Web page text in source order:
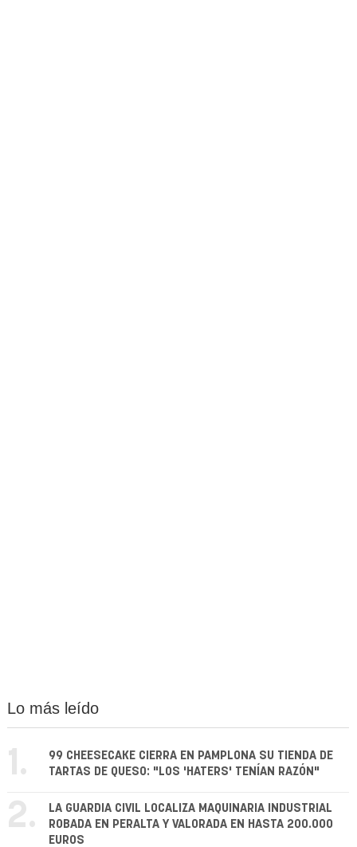
Lo más leído
1.
99 CHEESECAKE CIERRA EN PAMPLONA SU TIENDA DE
TARTAS DE QUESO: "LOS 'HATERS' TENÍAN RAZÓN"
2.
LA GUARDIA CIVIL LOCALIZA MAQUINARIA INDUSTRIAL
ROBADA EN PERALTA Y VALORADA EN HASTA 200.000
EUROS